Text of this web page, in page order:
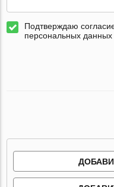
Подтверждаю
персональных данных